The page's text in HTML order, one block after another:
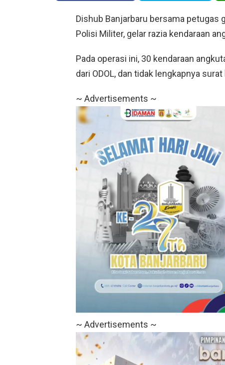
Dishub Banjarbaru bersama petugas
Polisi Militer, gelar razia kendaraan
Pada operasi ini, 30 kendaraan
dari ODOL, dan tidak lengkapnya
~ Advertisements ~
~ Advertisements ~